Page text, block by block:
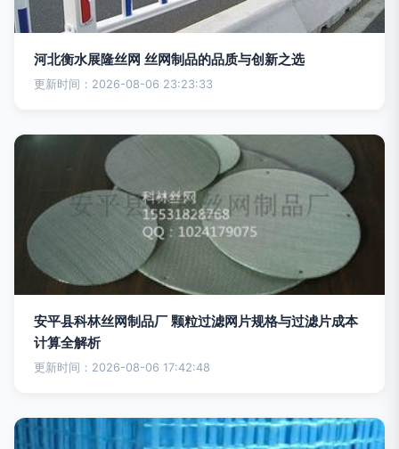
河北衡水展隆丝网 丝网制品的品质与创新之选
更新时间：2026-08-06 23:23:33
安平县科林丝网制品厂 颗粒过滤网片规格与过滤片成本
计算全解析
更新时间：2026-08-06 17:42:48